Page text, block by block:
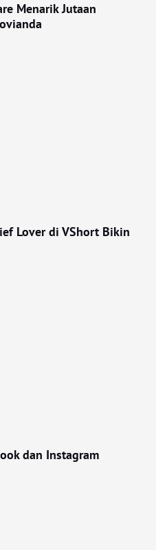
Menarik Jutaan
Lover di VShort Bikin
dan Instagram